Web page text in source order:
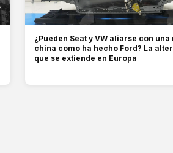
¿Pueden Seat y VW aliarse con una
china como ha hecho Ford? La
que se extiende en Europa